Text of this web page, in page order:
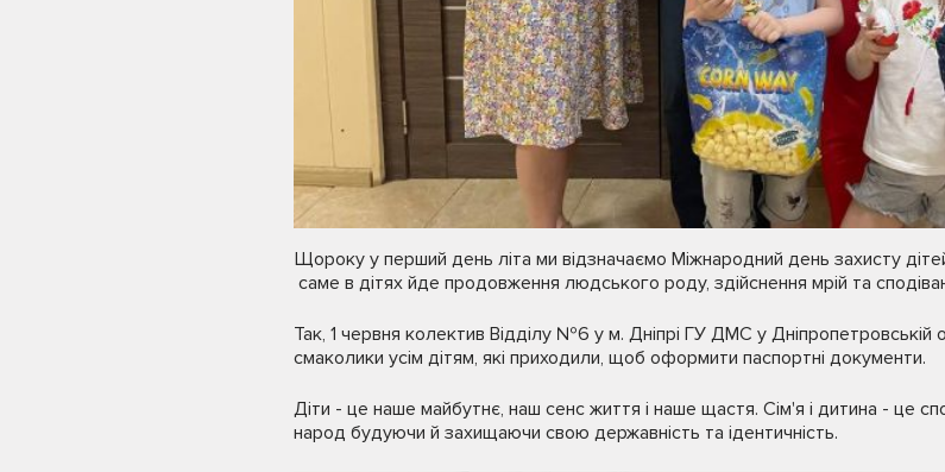
Щороку у перший день літа ми відзначаємо Міжнародний день захисту
саме в дітях йде продовження людського роду, здійснення мрій та
Так, 1 червня колектив Відділу №6 у м. Дніпрі ГУ ДМС у Дніпропетровській
смаколики усім дітям, які приходили, щоб оформити паспортні документи.
Діти - це наше майбутнє, наш сенс життя і наше щастя. Сім'я і дитина - це
народ будуючи й захищаючи свою державність та ідентичність.